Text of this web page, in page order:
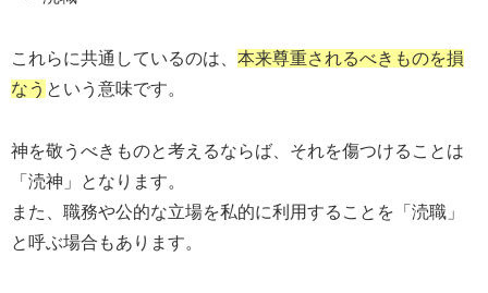
これらに共通しているのは、 本来尊重されるべきものを損
なう という意味です。
神を敬うべきものと考えるならば、それを傷つけることは
「涜神」となります。
また、職務や公的な立場を私的に利用することを「涜職」
と呼ぶ場合もあります。